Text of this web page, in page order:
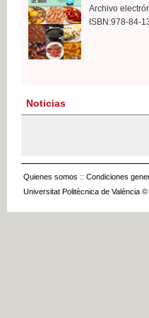
Archivo
ISBN:978-84-
Noticias
Quienes somos :: Condiciones
Universitat Politècnica de València ©